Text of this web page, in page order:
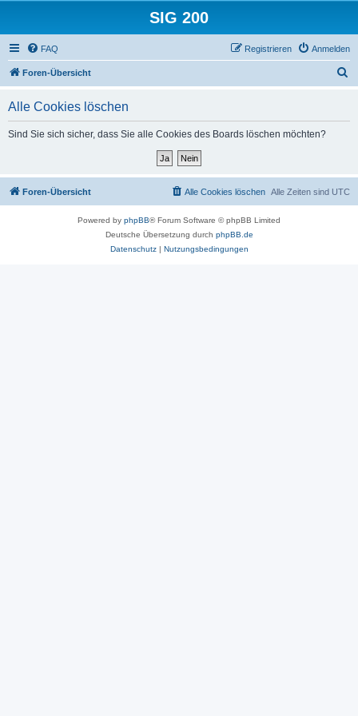
SIG 200
FAQ Anmelden
Registrieren
Foren-Übersicht
Alle Cookies löschen
Sind Sie sich sicher, dass Sie alle Cookies des Boards löschen möchten?
Foren-Übersicht Alle Zeiten sind UTC
Alle Cookies löschen
Powered by phpBB® Forum Software © phpBB Limited
Deutsche Übersetzung durch phpBB.de
Datenschutz| Nutzungsbedingungen